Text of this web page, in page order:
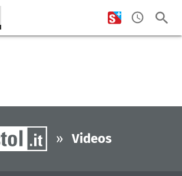
» Videos